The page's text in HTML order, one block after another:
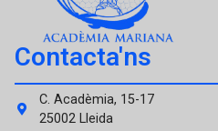
Contacta'ns
C. Acadèmia, 15-17
25002 Lleida